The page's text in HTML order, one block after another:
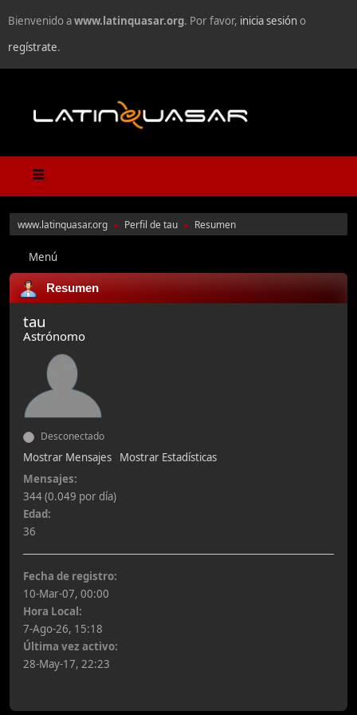
Bienvenido awww.latinquasar.org. Por favor, inicia sesióno
regístrate.
www.latinquasar.org ► Perfil de tau ► Resumen
Menú
Resumen
tau
Astrónomo
Desconectado
Mostrar Mensajes
Mostrar Estadísticas
Mensajes:
344 (0.049 por día)
Edad:
36
Fecha de registro:
10-Mar-07, 00:00
Hora Local:
7-Ago-26, 15:18
Última vez activo:
28-May-17, 22:23